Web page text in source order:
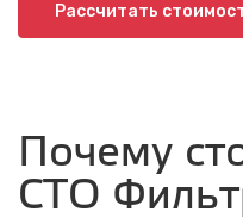
Рассчитать
Почему
СТО